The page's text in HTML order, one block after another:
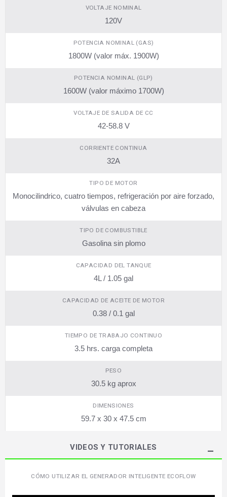
VOLTAJE NOMINAL
120V
POTENCIA NOMINAL (GAS)
1800W (valor máx. 1900W)
POTENCIA NOMINAL (GLP)
1600W (valor máximo 1700W)
VOLTAJE DE SALIDA DE CC
42-58.8 V
CORRIENTE CONTINUA
32A
TIPO DE MOTOR
Monocilindrico, cuatro tiempos, refrigeración por aire forzado,
válvulas en cabeza
TIPO DE COMBUSTIBLE
Gasolina sin plomo
CAPACIDAD DEL TANQUE
4L / 1.05 gal
CAPACIDAD DE ACEITE DE MOTOR
0.38 / 0.1 gal
TIEMPO DE TRABAJO CONTINUO
3.5 hrs. carga completa
PESO
30.5 kg aprox
DIMENSIONES
59.7 x 30 x 47.5 cm
VIDEOS Y TUTORIALES
CÓMO UTILIZAR EL GENERADOR INTELIGENTE ECOFLOW